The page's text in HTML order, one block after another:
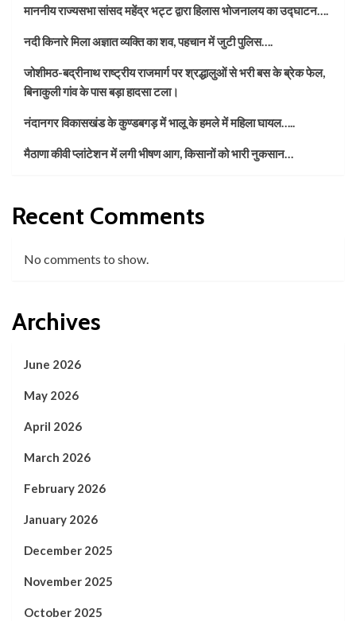
माननीय राज्यसभा सांसद महेंद्र भट्ट द्वारा हिलास भोजनालय का उद्घाटन….
नदी किनारे मिला अज्ञात व्यक्ति का शव, पहचान में जुटी पुलिस….
जोशीमठ-बद्रीनाथ राष्ट्रीय राजमार्ग पर श्रद्धालुओं से भरी बस के ब्रेक फेल,
बिनाकुली गांव के पास बड़ा हादसा टला।
नंदानगर विकासखंड के कुण्डबगड़ में भालू के हमले में महिला घायल…..
मैठाणा कीवी प्लांटेशन में लगी भीषण आग, किसानों को भारी नुकसान…
Recent Comments
No comments to show.
Archives
June 2026
May 2026
April 2026
March 2026
February 2026
January 2026
December 2025
November 2025
October 2025